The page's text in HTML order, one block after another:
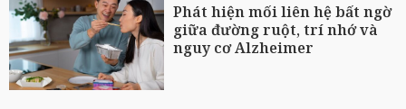
Phát hiện mối liên hệ bất ngờ
giữa đường ruột, trí nhớ và
nguy cơ Alzheimer